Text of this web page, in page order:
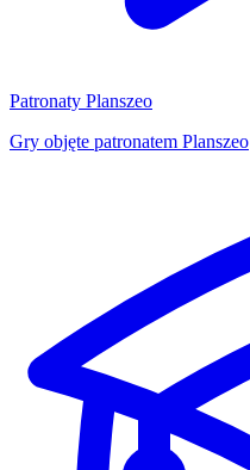
Patronaty Planszeo
Gry objęte patronatem Planszeo